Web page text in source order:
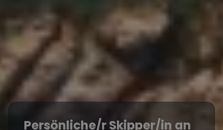
Persönliche/r Skipper/in an